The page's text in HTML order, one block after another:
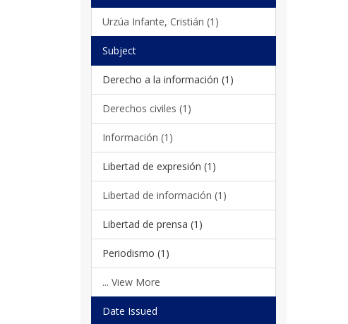
Urzúa Infante, Cristián (1)
Subject
Derecho a la información (1)
Derechos civiles (1)
Información (1)
Libertad de expresión (1)
Libertad de información (1)
Libertad de prensa (1)
Periodismo (1)
... View More
Date Issued